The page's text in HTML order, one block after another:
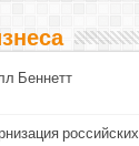
Беннетт
российских